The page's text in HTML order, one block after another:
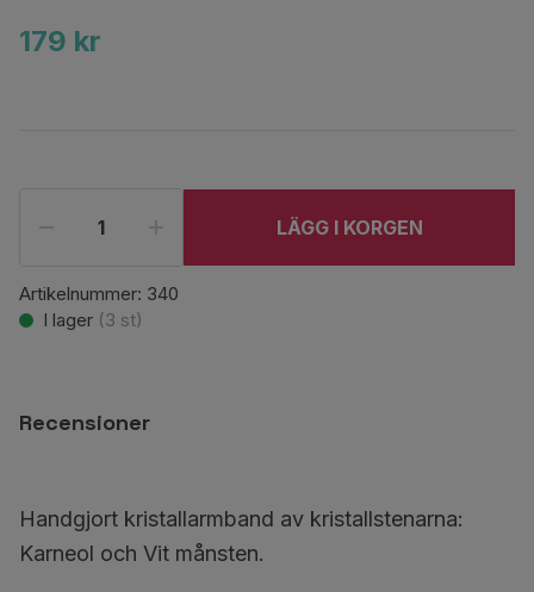
179 kr
LÄGG I KORGEN
Artikelnummer: 340
I lager (3 st)
Recensioner
Handgjort kristallarmband av kristallstenarna:
Karneol och Vit månsten.